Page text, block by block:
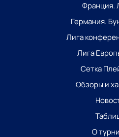
Франция.
Германия.
Лига
Лига
Сетка
Обзоры и
О